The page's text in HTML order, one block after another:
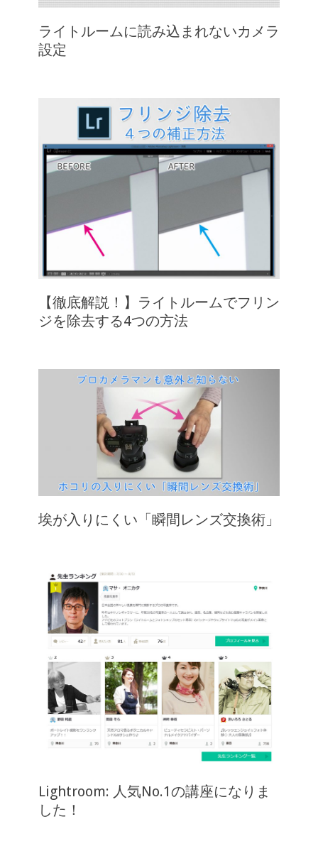
ライトルームに読み込まれないカメラ
設定
【徹底解説！】ライトルームでフリン
ジを除去する4つの方法
埃が入りにくい「瞬間レンズ交換術」
Lightroom: 人気No.1の講座になりま
した！